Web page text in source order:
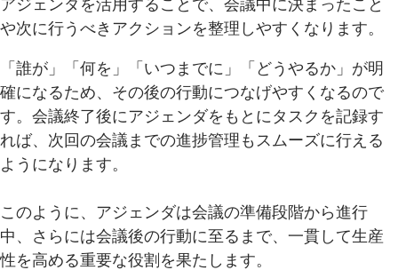
アジェンダを活用することで、会議中に決まったこと
や次に行うべきアクションを整理しやすくなります。
「誰が」「何を」「いつまでに」「どうやるか」が明
確になるため、その後の行動につなげやすくなるので
す。会議終了後にアジェンダをもとにタスクを記録す
れば、次回の会議までの進捗管理もスムーズに行える
ようになります。
このように、アジェンダは会議の準備段階から進行
中、さらには会議後の行動に至るまで、一貫して生産
性を高める重要な役割を果たします。